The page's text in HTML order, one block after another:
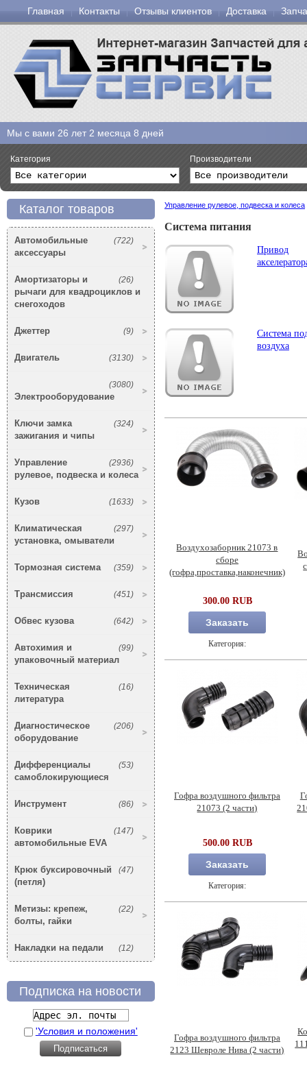
Главная Контакты Отзывы клиентов Доставка
Мы с вами 26 лет 2 месяца 8 дней
Категория Производители
Каталог товаров
(722)
Автомобильные
аксессуары
(26)
Амортизаторы и
рычаги для квадроциклов и
снегоходов
(9)
Джеттер
(3130)
Двигатель
(3080)
Электрооборудование
(324)
Ключи замка
зажигания и чипы
(2936)
Управление
рулевое, подвеска и колеса
(1633)
Кузов
(297)
Климатическая
установка, омыватели
(359)
Тормозная система
(451)
Трансмиссия
(642)
Обвес кузова
(99)
Автохимия и
упаковочный материал
(16)
Техническая
литература
(206)
Диагностическое
оборудование
(53)
Дифференциалы
самоблокирующиеся
(86)
Инструмент
(147)
Коврики
автомобильные EVA
(47)
Крюк буксировочный
(петля)
(22)
Метизы: крепеж,
болты, гайки
(12)
Накладки на педали
Подписка на новости
'Условия и положения'
Управление рулевое, подвеска и колеса
Система питания
Привод
Система
воздуха
Воздухозаборник 21073 в
сборе
(гофра,проставка,наконечник)
300.00 RUB
Заказать
Категория:
Гофра воздушного фильтра
21073 (2 части)
500.00 RUB
Заказать
Категория:
Гофра воздушного фильтра
2123 Шевроле Нива (2 части)